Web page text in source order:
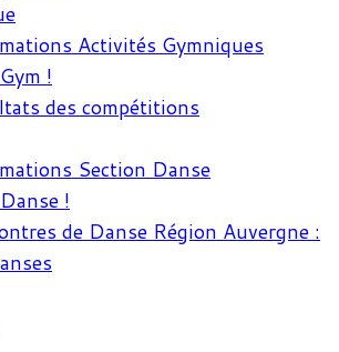
Activités Gymniques
!
des compétitions
Section Danse
!
de Danse Région Auvergne :